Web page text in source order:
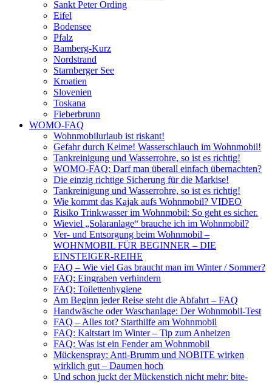
Sankt Peter Ording
Eifel
Bodensee
Pfalz
Bamberg-Kurz
Nordstrand
Starnberger See
Kroatien
Slovenien
Toskana
Fieberbrunn
WOMO-FAQ
Wohnmobilurlaub ist riskant!
Gefahr durch Keime! Wasserschlauch im Wohnmobil!
Tankreinigung und Wasserrohre, so ist es richtig!
WOMO-FAQ: Darf man überall einfach übernachten?
Die einzig richtige Sicherung für die Markise!
Tankreinigung und Wasserrohre, so ist es richtig!
Wie kommt das Kajak aufs Wohnmobil? VIDEO
Risiko Trinkwasser im Wohnmobil: So geht es sicher.
Wieviel „Solaranlage“ brauche ich im Wohnmobil?
Ver- und Entsorgung beim Wohnmobil –
WOHNMOBIL FÜR BEGINNER – DIE
EINSTEIGER-REIHE
FAQ – Wie viel Gas braucht man im Winter / Sommer?
FAQ: Eingraben verhindern
FAQ: Toilettenhygiene
Am Beginn jeder Reise steht die Abfahrt – FAQ
Handwäsche oder Waschanlage: Der Wohnmobil-Test
FAQ – Alles tot? Starthilfe am Wohnmobil
FAQ: Kaltstart im Winter – Tip zum Anheizen
FAQ: Was ist ein Fender am Wohnmobil
Mückenspray: Anti-Brumm und NOBITE wirken
wirklich gut – Daumen hoch
Und schon juckt der Mückenstich nicht mehr: bite-